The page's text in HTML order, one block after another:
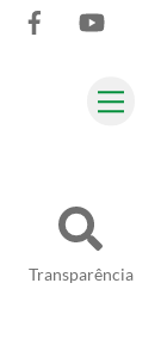
Transparência